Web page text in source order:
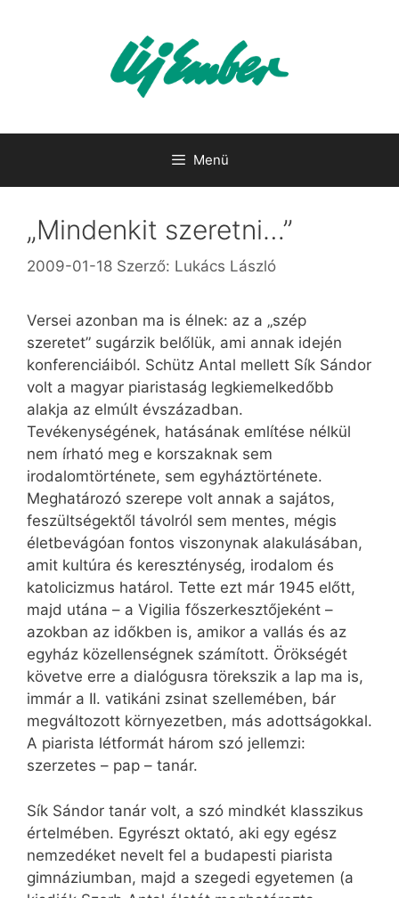
Menü
„Mindenkit szeretni…”
2009-01-18 Szerző: Lukács László
Versei azonban ma is élnek: az a „szép
szeretet” sugárzik belőlük, ami annak idején
konferenciáiból. Schütz Antal mellett Sík Sándor
volt a magyar piaristaság legkiemelkedőbb
alakja az elmúlt évszázadban.
Tevékenységének, hatásának említése nélkül
nem írható meg e korszaknak sem
irodalomtörténete, sem egyháztörténete.
Meghatározó szerepe volt annak a sajátos,
feszültségektől távolról sem mentes, mégis
életbevágóan fontos viszonynak alakulásában,
amit kultúra és kereszténység, irodalom és
katolicizmus határol. Tette ezt már 1945 előtt,
majd utána – a Vigilia főszerkesztőjeként –
azokban az időkben is, amikor a vallás és az
egyház közellenségnek számított. Örökségét
követve erre a dialógusra törekszik a lap ma is,
immár a II. vatikáni zsinat szellemében, bár
megváltozott környezetben, más adottságokkal.
A piarista létformát három szó jellemzi:
szerzetes – pap – tanár.
Sík Sándor tanár volt, a szó mindkét klasszikus
értelmében. Egyrészt oktató, aki egy egész
nemzedéket nevelt fel a budapesti piarista
gimnáziumban, majd a szegedi egyetemen (a